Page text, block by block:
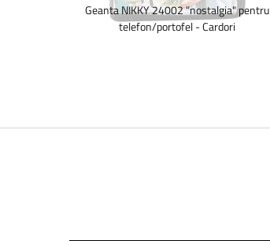
Geanta NIKKY 24002 "nostalgia" pentru
telefon/portofel - Cardori